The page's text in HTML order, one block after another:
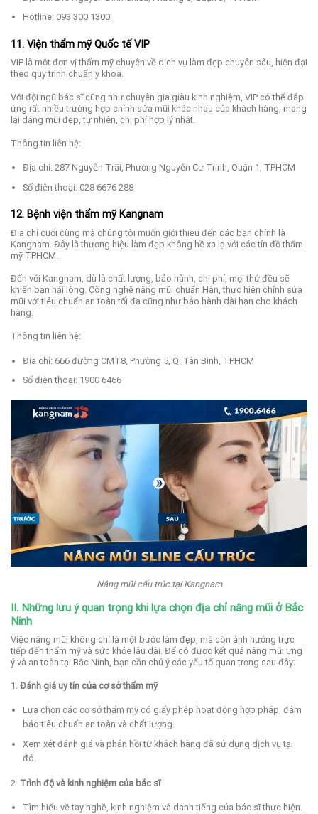
Hotline: 093 300 1300
11. Viện thẩm mỹ Quốc tế VIP
VIP là một đơn vị thẩm mỹ chuyên về dịch vụ làm đẹp chuyên sâu, hiện đại
theo quy trình chuẩn y khoa.
Với đội ngũ bác sĩ cũng như chuyên gia giàu kinh nghiệm, VIP có thể đáp
ứng rất nhiều trường hợp chỉnh sửa mũi khác nhau của khách hàng, mang
lại dáng mũi đẹp, tự nhiên, chi phí hợp lý nhất.
Thông tin liên hệ:
Địa chỉ: 287 Nguyễn Trãi, Phường Nguyễn Cư Trinh, Quận 1, TPHCM
Số điện thoại: 028 6676 288
12. Bệnh viện thẩm mỹ Kangnam
Địa chỉ cuối cùng mà chúng tôi muốn giới thiệu đến các bạn chính là
Kangnam. Đây là thương hiệu làm đẹp không hề xa lạ với các tín đồ thẩm
mỹ TPHCM.
Đến với Kangnam, dù là chất lượng, bảo hành, chi phí, mọi thứ đều sẽ
khiến bạn hài lòng. Công nghệ nâng mũi chuẩn Hàn, thực hiện chỉnh sửa
mũi với tiêu chuẩn an toàn tối đa cũng như bảo hành dài hạn cho khách
hàng.
Thông tin liên hệ:
Địa chỉ: 666 đường CMT8, Phường 5, Q. Tân Bình, TPHCM
Số điện thoại: 1900 6466
Nâng mũi cấu trúc tại Kangnam
II. Những lưu ý quan trọng khi lựa chọn địa chỉ nâng mũi ở Bắc
Ninh
Việc nâng mũi không chỉ là một bước làm đẹp, mà còn ảnh hưởng trực
tiếp đến thẩm mỹ và sức khỏe lâu dài. Để có được kết quả nâng mũi ưng
ý và an toàn tại Bắc Ninh, bạn cần chú ý các yếu tố quan trọng sau đây:
1. Đánh giá uy tín của cơ sở thẩm mỹ
Lựa chọn các cơ sở thẩm mỹ có giấy phép hoạt động hợp pháp, đảm
bảo tiêu chuẩn an toàn và chất lượng.
Xem xét đánh giá và phản hồi từ khách hàng đã sử dụng dịch vụ tại
đó.
2. Trình độ và kinh nghiệm của bác sĩ
Tìm hiểu về tay nghề, kinh nghiệm và danh tiếng của bác sĩ thực hiện.